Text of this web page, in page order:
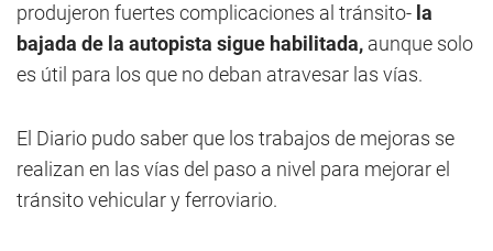
produjeron fuertes complicaciones al tránsito- la
bajada de la autopista sigue habilitada, aunque solo
es útil para los que no deban atravesar las vías.
El Diario pudo saber que los trabajos de mejoras se
realizan en las vías del paso a nivel para mejorar el
tránsito vehicular y ferroviario.